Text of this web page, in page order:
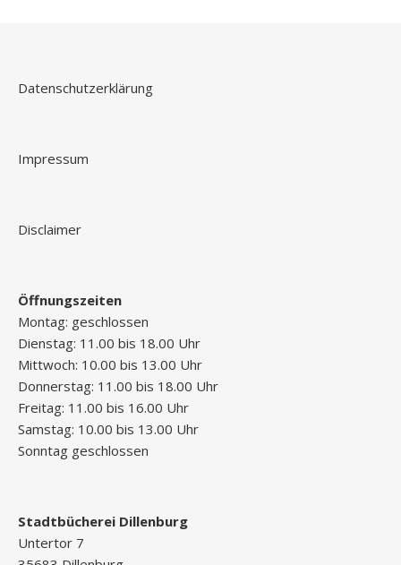
Datenschutzerklärung
Impressum
Disclaimer
Öffnungszeiten
Montag: geschlossen
Dienstag: 11.00 bis 18.00 Uhr
Mittwoch: 10.00 bis 13.00 Uhr
Donnerstag: 11.00 bis 18.00 Uhr
Freitag: 11.00 bis 16.00 Uhr
Samstag: 10.00 bis 13.00 Uhr
Sonntag geschlossen
Stadtbücherei Dillenburg
Untertor 7